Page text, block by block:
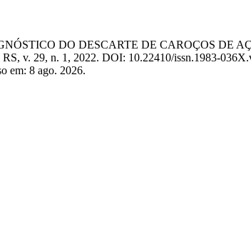
DO DESCARTE DE CAROÇOS
RS, v. 29, n. 1, 2022. DOI: 10.22410/issn.1983-
em: 8 ago. 2026.